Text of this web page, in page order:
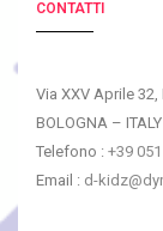
CONTATTI
Via XXV Aprile
BOLOGNA – ITALY
Telefono : +39
Email : d-